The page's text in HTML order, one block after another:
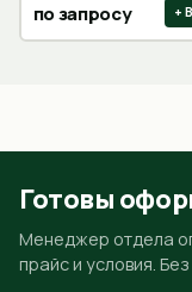
по запросу +
Готовы
Менеджер отдела
прайс и условия.